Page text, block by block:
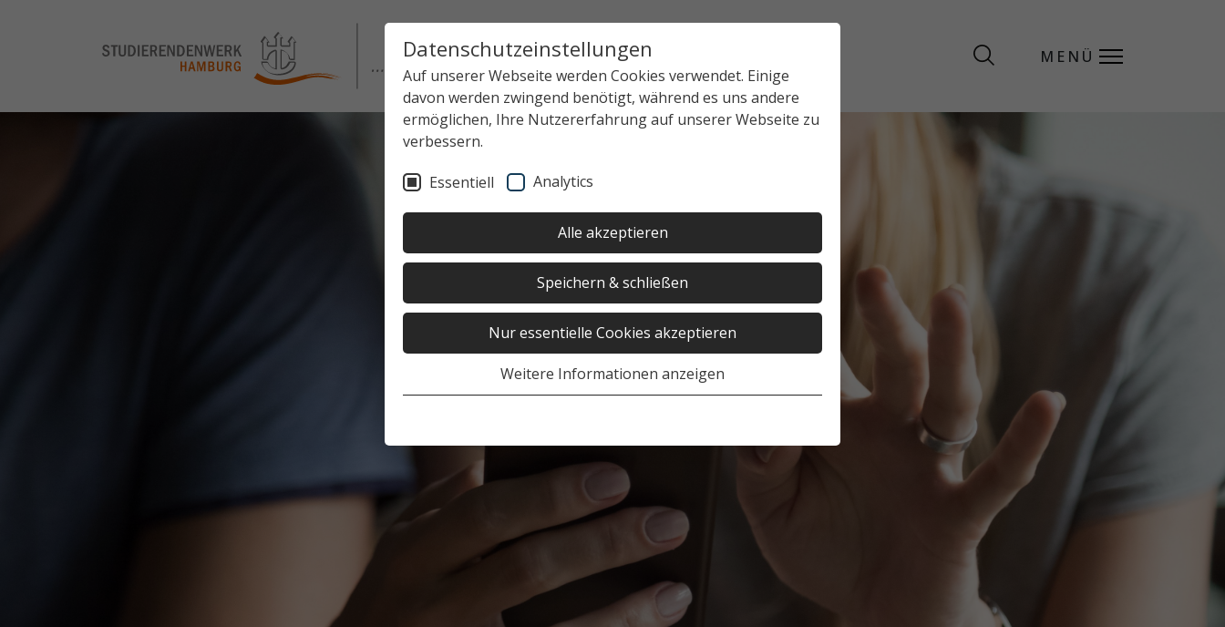
Datenschutzeinstellungen
Auf unserer Webseite werden Cookies verwendet. Einige
davon werden zwingend benötigt, während es uns andere
ermöglichen, Ihre Nutzererfahrung auf unserer Webseite zu
verbessern.
Essentiell Analytics
Alle akzeptieren
Speichern & schließen
Nur essentielle Cookies akzeptieren
Weitere Informationen anzeigen
MENÜ
MENÜ